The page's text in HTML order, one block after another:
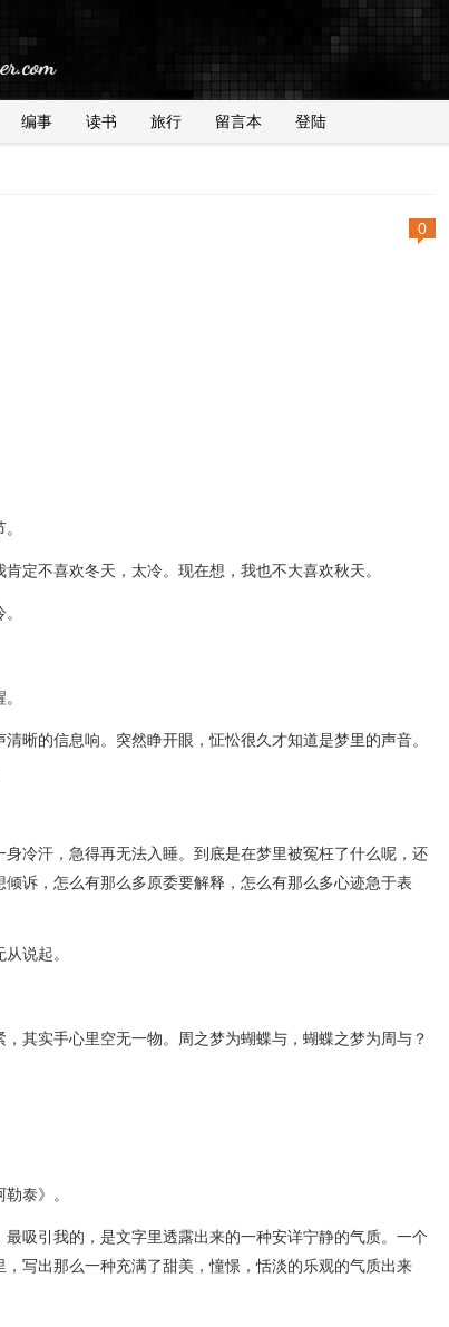
编事 读书 旅行 留言本 登陆
0
不喜欢冬天，太冷。现在想，我也不大喜欢秋天。
的信息响。突然睁开眼，怔忪很久才知道是梦里的声音。
汗，急得再无法入睡。到底是在梦里被冤枉了什么呢，还
诉，怎么有那么多原委要解释，怎么有那么多心迹急于表
说起。
实手心里空无一物。周之梦为蝴蝶与，蝴蝶之梦为周与？
泰》。
引我的，是文字里透露出来的一种安详宁静的气质。一个
，写出那么一种充满了甜美，憧憬，恬淡的乐观的气质出来